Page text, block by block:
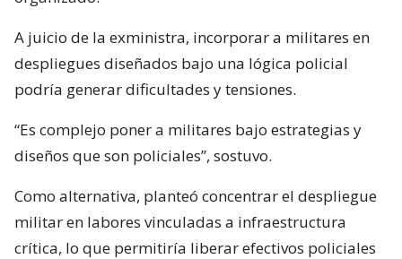
A juicio de la exministra, incorporar a militares en
despliegues diseñados bajo una lógica policial
podría generar dificultades y tensiones.
“Es complejo poner a militares bajo estrategias y
diseños que son policiales”, sostuvo.
Como alternativa, planteó concentrar el despliegue
militar en labores vinculadas a infraestructura
crítica, lo que permitiría liberar efectivos policiales